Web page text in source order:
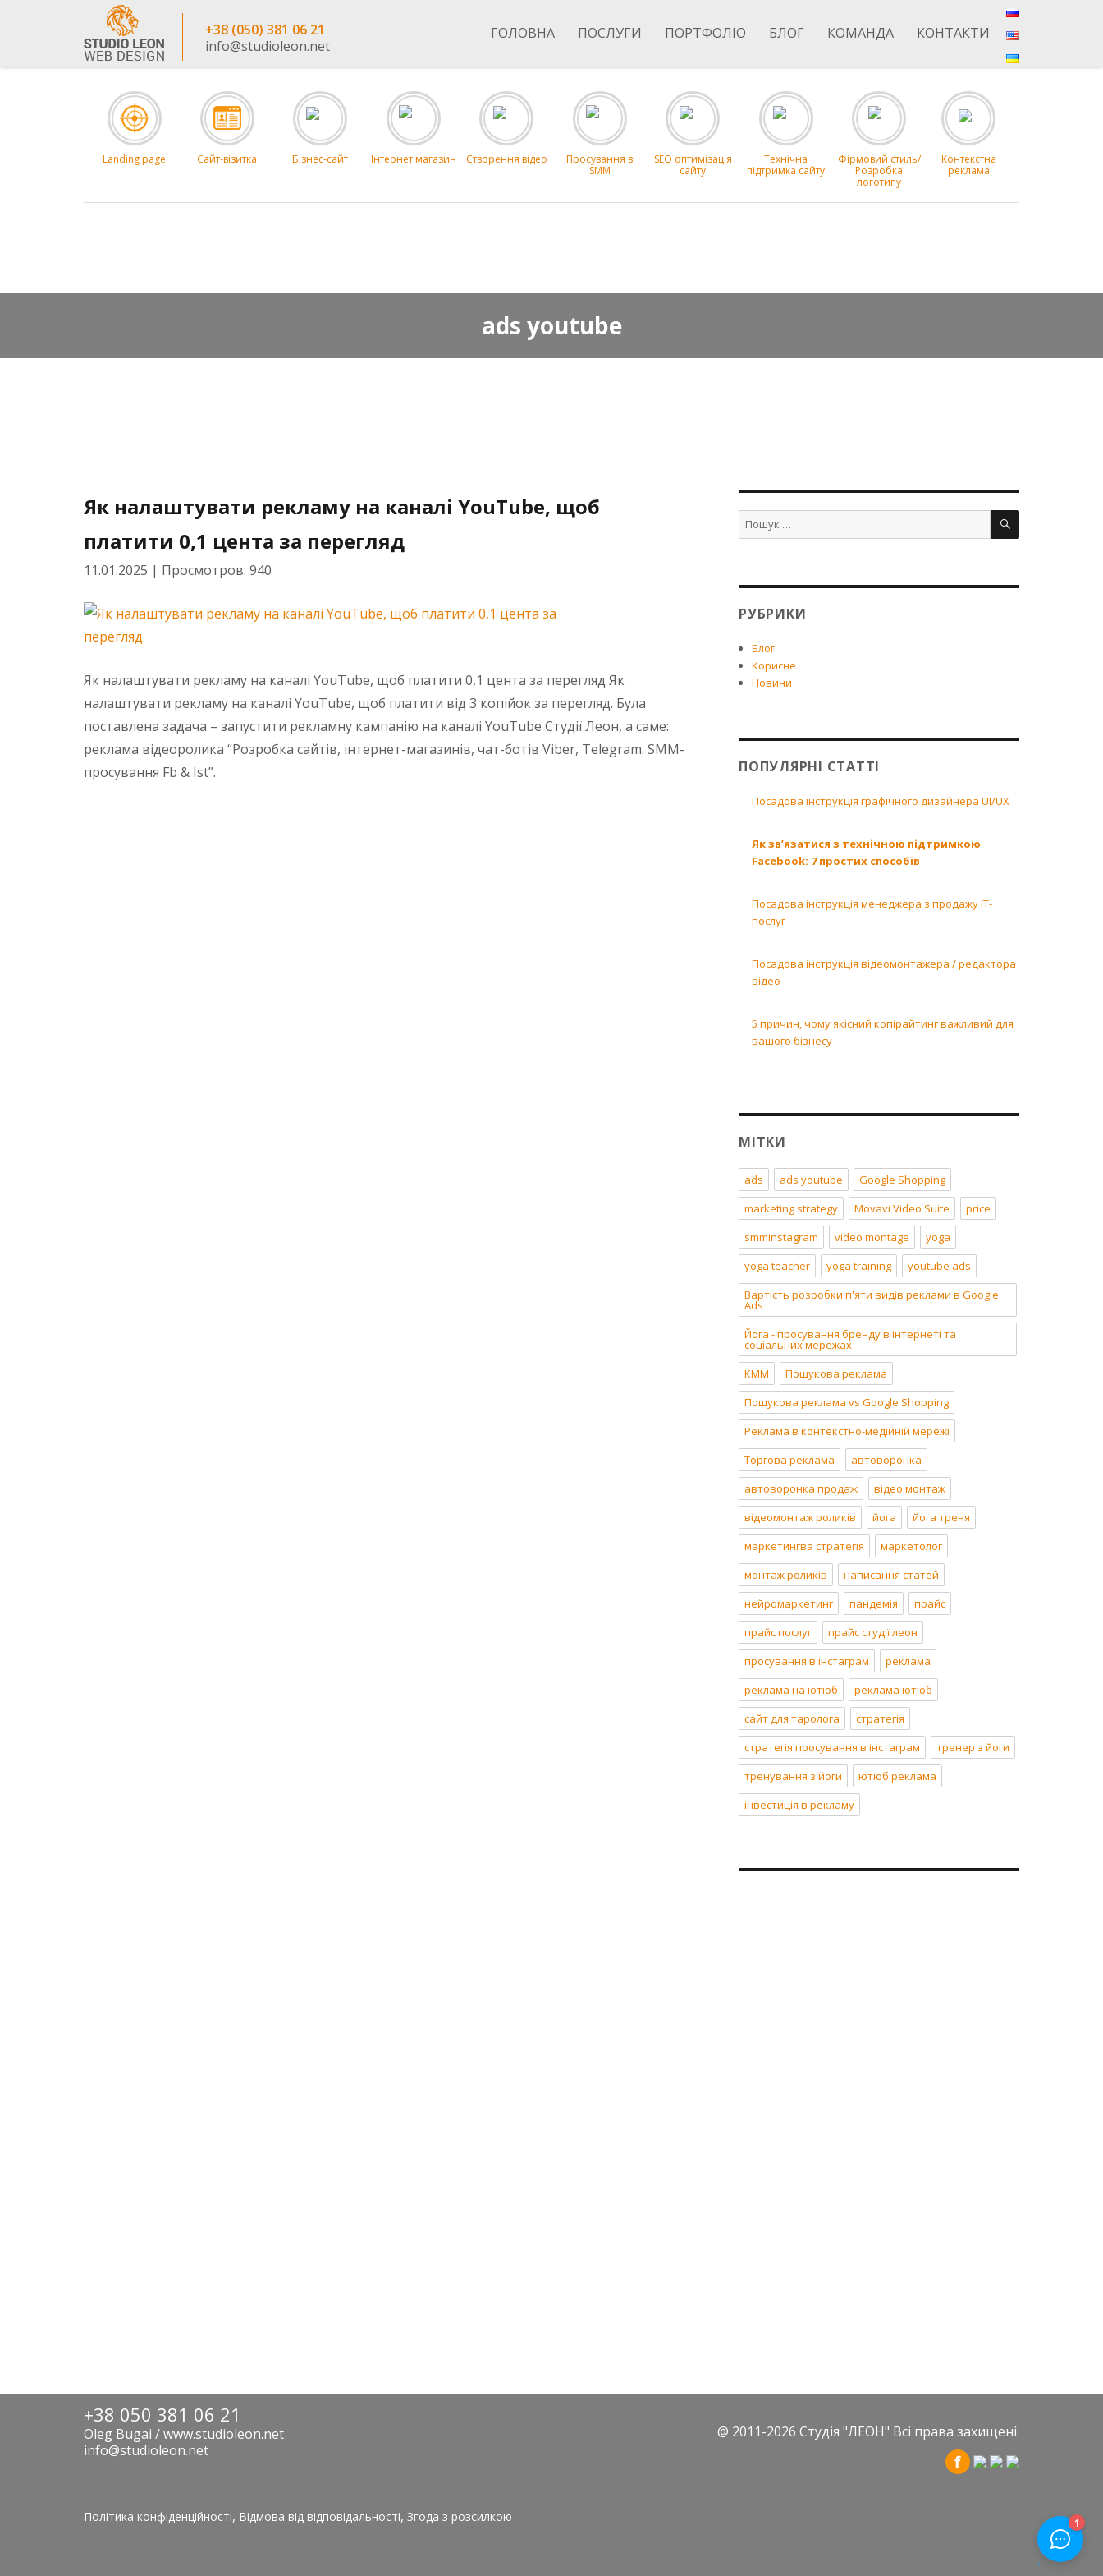
+38 (050) 381 06 21
info@studioleon.net
ГОЛОВНА ПОСЛУГИ ПОРТФОЛІО БЛОГ КОМАНДА КОНТАКТИ
Landing page Сайт-візитка Бізнес-сайт Інтернет магазин Створення відео
Просування в
SMM
SEO оптимізація
сайту
Технічна
підтримка сайту
Фірмовий стиль/
Розробка
логотипу
Контекстна
реклама
ads youtube
Як налаштувати рекламу на каналі YouTube, щоб
платити 0,1 цента за перегляд
11.01.2025 | Просмотров: 940
Як налаштувати рекламу на каналі YouTube, щоб платити 0,1 цента за перегляд Як
налаштувати рекламу на каналі YouTube, щоб платити від 3 копійок за перегляд. Була
поставлена задача – запустити рекламну кампанію на каналі YouTube Студії Леон, а саме:
реклама відеоролика “Розробка сайтів, інтернет-магазинів, чат-ботів Viber, Telegram. SMM-
просування Fb & Ist”.
Шукати: ПОШУК
РУБРИКИ
Блог
Корисне
Новини
ПОПУЛЯРНІ СТАТТІ
Посадова інструкція графічного дизайнера UI/UX
Як зв’язатися з технічною підтримкою
Facebook: 7 простих способів
Посадова інструкція менеджера з продажу ІТ-
послуг
Посадова інструкція відеомонтажера / редактора
відео
5 причин, чому якісний копірайтинг важливий для
вашого бізнесу
МІТКИ
ads ads youtube
Google Shopping
marketing strategy
Movavi Video Suite
price
smminstagram
video montage
yoga
yoga teacher
yoga training
youtube ads
Вартість розробки п'яти видів реклами в Google
Ads
Йога - просування бренду в інтернеті та
соціальних мережах
КММ
Пошукова реклама
Пошукова реклама vs Google Shopping
Реклама в контекстно-медійній мережі
Торгова реклама
автоворонка
автоворонка продаж
відео монтаж
відеомонтаж роликів
йога
йога треня
маркетингва стратегія
маркетолог
монтаж роликів
написання статей
нейромаркетинг
пандемія
прайс
прайс послуг
прайс студії леон
просування в інстаграм
реклама
реклама на ютюб
реклама ютюб
сайт для таролога
стратегія
стратегія просування в інстаграм
тренер з йоги
тренування з йоги
ютюб реклама
інвестиція в рекламу
+38 050 381 06 21
Oleg Bugai / www.studioleon.net
info@studioleon.net
Політика конфіденційності, Відмова від відповідальності, Згода з розсилкою
@ 2011-2026 Студія "ЛЕОН" Всі права захищені.